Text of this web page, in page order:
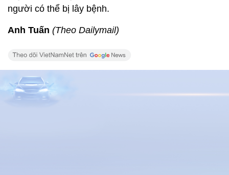
người có thể bị lây bệnh.
Anh Tuấn (Theo Dailymail)